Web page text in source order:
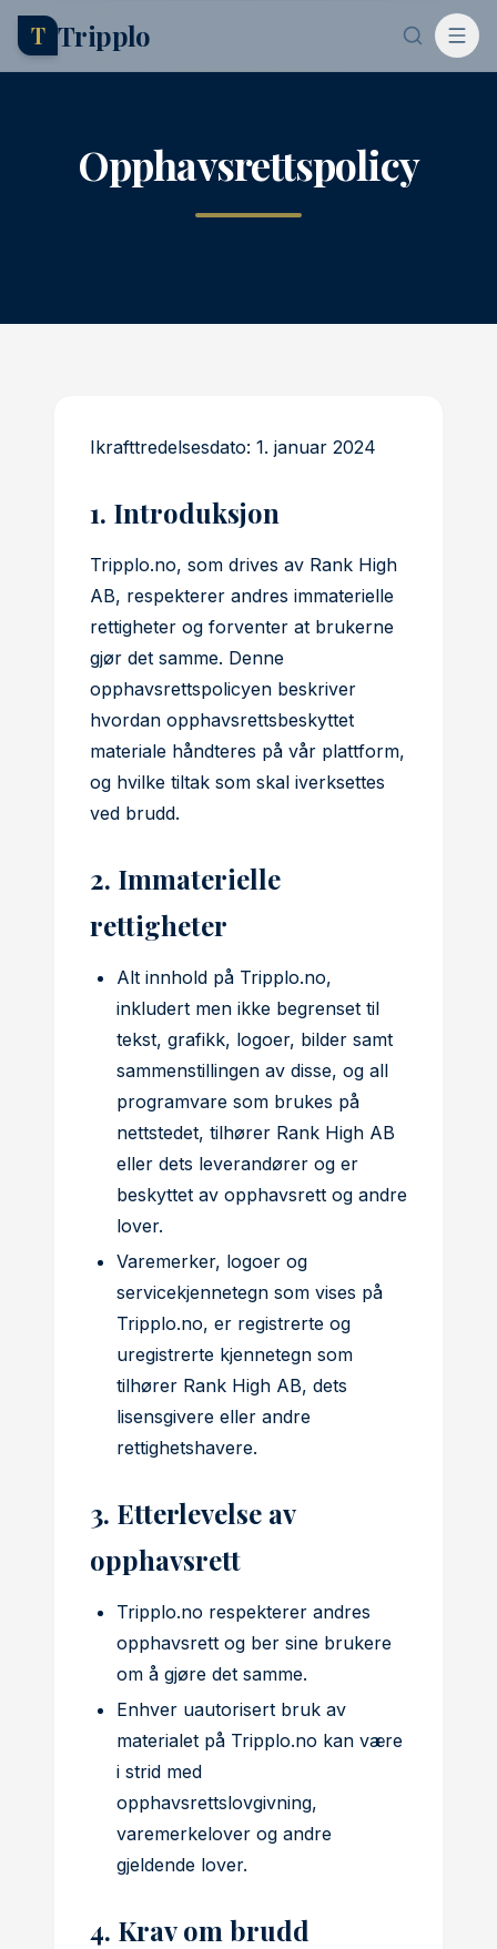
T Tripplo
Opphavsrettspolicy
Ikrafttredelsesdato: 1. januar 2024
1. Introduksjon
Tripplo.no, som drives av Rank High
AB, respekterer andres immaterielle
rettigheter og forventer at brukerne
gjør det samme. Denne
opphavsrettspolicyen beskriver
hvordan opphavsrettsbeskyttet
materiale håndteres på vår plattform,
og hvilke tiltak som skal iverksettes
ved brudd.
2. Immaterielle
rettigheter
Alt innhold på Tripplo.no,
inkludert men ikke begrenset til
tekst, grafikk, logoer, bilder samt
sammenstillingen av disse, og all
programvare som brukes på
nettstedet, tilhører Rank High AB
eller dets leverandører og er
beskyttet av opphavsrett og andre
lover.
Varemerker, logoer og
servicekjennetegn som vises på
Tripplo.no, er registrerte og
uregistrerte kjennetegn som
tilhører Rank High AB, dets
lisensgivere eller andre
rettighetshavere.
3. Etterlevelse av
opphavsrett
Tripplo.no respekterer andres
opphavsrett og ber sine brukere
om å gjøre det samme.
Enhver uautorisert bruk av
materialet på Tripplo.no kan være
i strid med
opphavsrettslovgivning,
varemerkelover og andre
gjeldende lover.
4. Krav om brudd